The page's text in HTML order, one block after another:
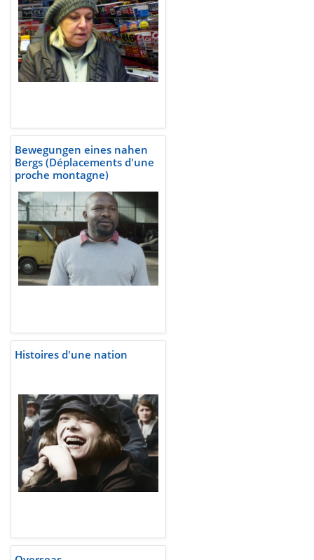
Bewegungen eines nahen
Bergs (Déplacements d'une
proche montagne)
Histoires d'une nation